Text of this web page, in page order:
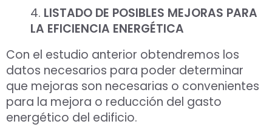
4. LISTADO DE POSIBLES MEJORAS PARA
LA EFICIENCIA ENERGÉTICA
Con el estudio anterior obtendremos los
datos necesarios para poder determinar
que mejoras son necesarias o convenientes
para la mejora o reducción del gasto
energético del edificio.